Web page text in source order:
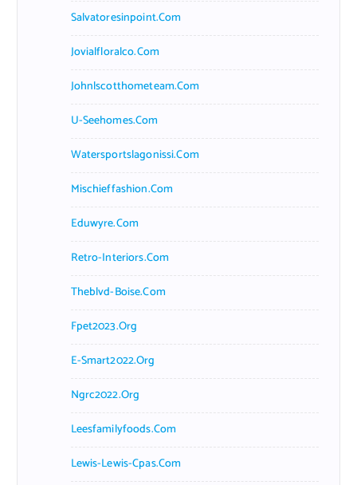
Salvatoresinpoint.com
Jovialfloralco.com
Johnlscotthometeam.com
U-Seehomes.com
Watersportslagonissi.com
Mischieffashion.com
Eduwyre.com
Retro-Interiors.com
Theblvd-Boise.com
Fpet2023.org
E-Smart2022.org
Ngrc2022.org
Leesfamilyfoods.com
Lewis-Lewis-Cpas.com